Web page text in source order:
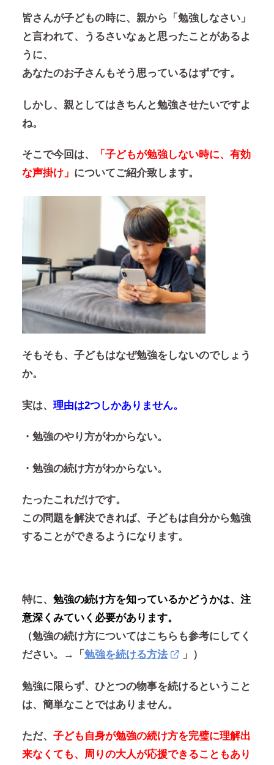
皆さんが子どもの時に、親から「勉強しなさい」
と言われて、うるさいなぁと思ったことがあるよ
うに、
あなたのお子さんもそう思っているはずです。
しかし、親としてはきちんと勉強させたいですよ
ね。
そこで今回は、
「子どもが勉強しない時に、有効
な声掛け」 についてご紹介致します。
そもそも、子どもはなぜ勉強をしないのでしょう
か。
実は、 理由は2つしかありません。
・勉強のやり方がわからない。
・勉強の続け方がわからない。
たったこれだけです。
この問題を解決できれば、子どもは自分から勉強
することができるようになります。
特に、 勉強の続け方を知っているかどうかは、注
意深くみていく必要があります。
（勉強の続け方についてはこちらも参考にしてく
ださい。→「 勉強を続ける方法 」）
勉強に限らず、ひとつの物事を続けるということ
は、簡単なことではありません。
ただ、 子ども自身が勉強の続け方を完璧に理解出
来なくても、周りの大人が応援できることもあり